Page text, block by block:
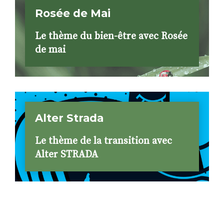
Rosée de Mai
Le thème du bien-être avec Rosée
de mai
Alter Strada
Le thème de la transition avec
Alter STRADA